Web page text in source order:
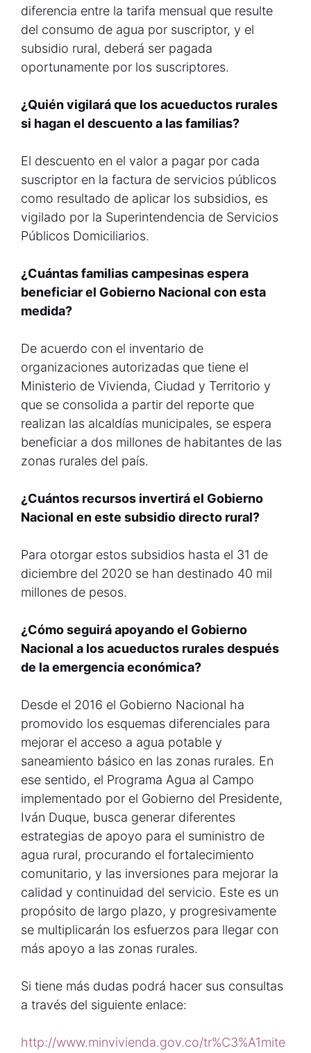
diferencia entre la tarifa mensual que resulte
del consumo de agua por suscriptor, y el
subsidio rural, deberá ser pagada
oportunamente por los suscriptores.
¿Quién vigilará que los acueductos rurales
si hagan el descuento a las familias?
El descuento en el valor a pagar por cada
suscriptor en la factura de servicios públicos
como resultado de aplicar los subsidios, es
vigilado por la Superintendencia de Servicios
Públicos Domiciliarios.
¿Cuántas familias campesinas espera
beneficiar el Gobierno Nacional con esta
medida?
De acuerdo con el inventario de
organizaciones autorizadas que tiene el
Ministerio de Vivienda, Ciudad y Territorio y
que se consolida a partir del reporte que
realizan las alcaldías municipales, se espera
beneficiar a dos millones de habitantes de las
zonas rurales del país.
¿Cuántos recursos invertirá el Gobierno
Nacional en este subsidio directo rural?
Para otorgar estos subsidios hasta el 31 de
diciembre del 2020 se han destinado 40 mil
millones de pesos.
¿Cómo seguirá apoyando el Gobierno
Nacional a los acueductos rurales después
de la emergencia económica?
Desde el 2016 el Gobierno Nacional ha
promovido los esquemas diferenciales para
mejorar el acceso a agua potable y
saneamiento básico en las zonas rurales. En
ese sentido, el Programa Agua al Campo
implementado por el Gobierno del Presidente,
Iván Duque, busca generar diferentes
estrategias de apoyo para el suministro de
agua rural, procurando el fortalecimiento
comunitario, y las inversiones para mejorar la
calidad y continuidad del servicio. Este es un
propósito de largo plazo, y progresivamente
se multiplicarán los esfuerzos para llegar con
más apoyo a las zonas rurales.
Si tiene más dudas podrá hacer sus consultas
a través del siguiente enlace:
http://www.minvivienda.gov.co/tr%C3%A1mite